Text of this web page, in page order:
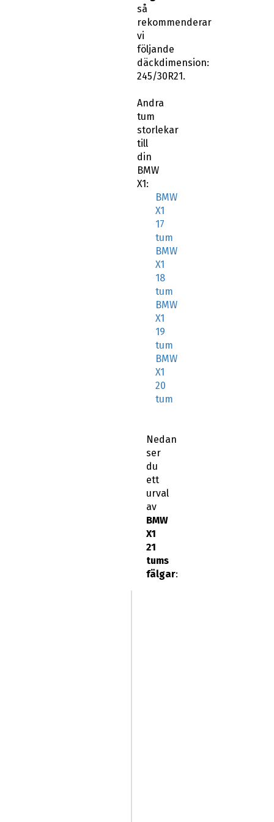
så
rekommenderar
vi
följande
däckdimension:
245/30R21.
Andra
tum
storlekar
till
din
BMW
X1:
BMW
X1
17
tum
BMW
X1
18
tum
BMW
X1
19
tum
BMW
X1
20
tum
Nedan
ser
du
ett
urval
av
BMW
X1
21
tums
fälgar: